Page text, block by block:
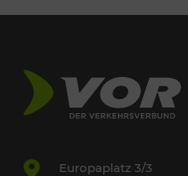
Europaplatz 3/3